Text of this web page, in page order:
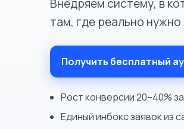
Внедряем систему, в
там, где реально
Получить бесплатный
Рост конверсии 20–40%
Единый инбокс заявок из